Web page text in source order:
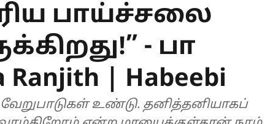
பாய்ச்சலை
- பா
| Habeebi
உண்டு. தனித்தனியாகப்